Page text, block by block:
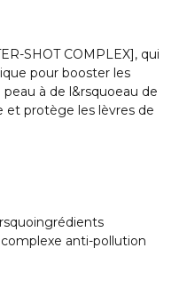
SHOT COMPLEX], qui
pour booster les
à de l&rsquoeau de
et protège les lèvres de
anti-pollution